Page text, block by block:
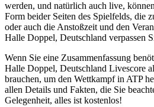
werden, und natürlich auch live,
Form beider Seiten des Spielfelds, die
oder auch die Anstoßzeit und den
Halle Doppel, Deutschland verpassen
Wenn Sie eine Zusammenfassung
Halle Doppel, Deutschland Livescore
brauchen, um den Wettkampf in ATP
allen Details und Fakten, die Sie
Gelegenheit, alles ist kostenlos!